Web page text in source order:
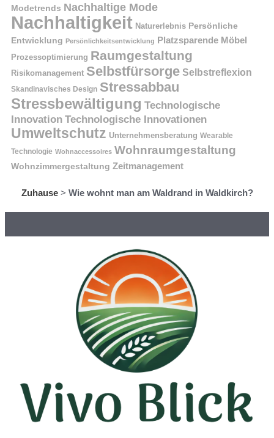
Modetrends Nachhaltige Mode
Nachhaltigkeit Naturerlebnis Persönliche
Entwicklung Persönlichkeitsentwicklung Platzsparende Möbel
Prozessoptimierung Raumgestaltung
Risikomanagement Selbstfürsorge Selbstreflexion
Skandinavisches Design Stressabbau
Stressbewältigung Technologische
Innovation Technologische Innovationen
Umweltschutz Unternehmensberatung Wearable
Technologie Wohnaccessoires Wohnraumgestaltung
Wohnzimmergestaltung Zeitmanagement
Zuhause> Wie wohnt man am Waldrand in Waldkirch?